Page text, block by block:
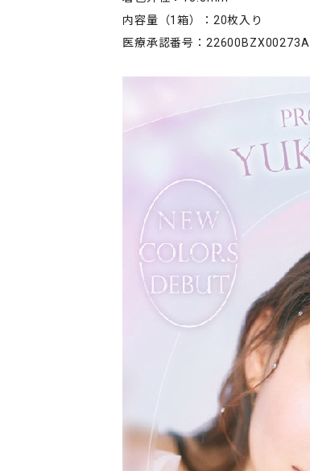
内容量（1箱）：20枚入り
医療承認番号：